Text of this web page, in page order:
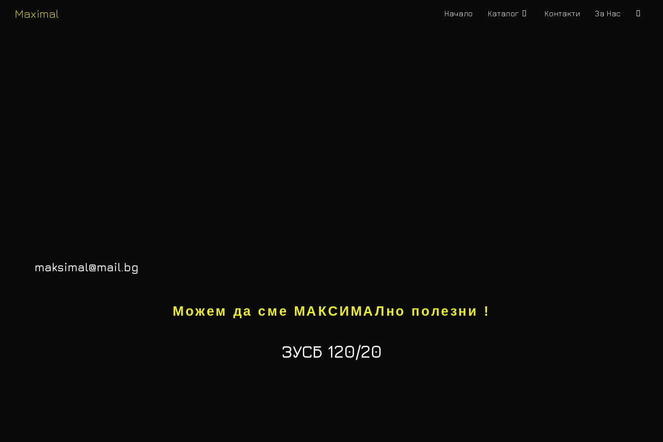
Maximal Начало Каталог Контакти За Нас
maksimal@mail.bg
Можем да сме МАКСИМАЛно полезни !
ЗУСБ 120/20